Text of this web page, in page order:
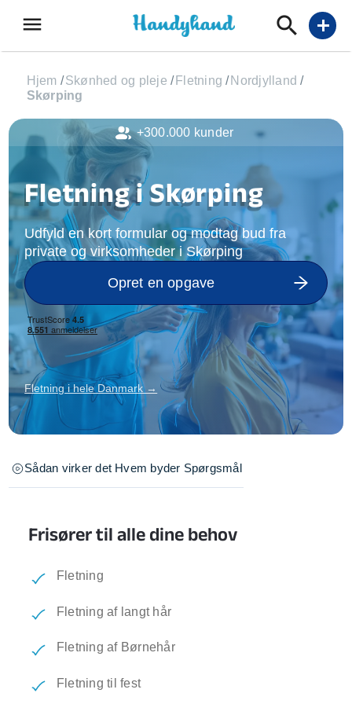
menu add
Hjem /Skønhed og pleje / Fletning / Nordjylland /
Skørping
Fletning i Skørping
Udfyld en kort formular og modtag bud fra
private og virksomheder i Skørping
Opret en opgave
Fletning i hele Danmark →
Sådan virker det Hvem byder Spørgsmål
Frisører til alle dine behov
Fletning
Fletning af langt hår
Fletning af Børnehår
Fletning til fest
+300.000 kunder